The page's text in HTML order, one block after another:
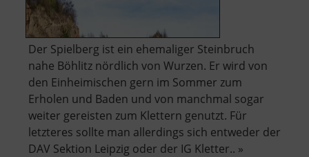
Der Spielberg ist ein ehemaliger Steinbruch
nahe Böhlitz nördlich von Wurzen. Er wird von
den Einheimischen gern im Sommer zum
Erholen und Baden und von manchmal sogar
weiter gereisten zum Klettern genutzt. Für
letzteres sollte man allerdings sich entweder der
DAV Sektion Leipzig oder der IG Kletter.. »